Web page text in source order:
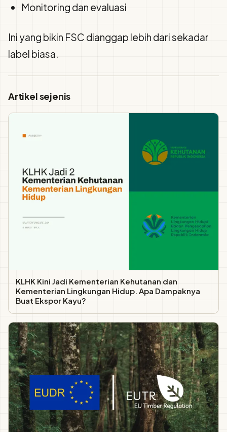
Monitoring dan evaluasi
Ini yang bikin FSC dianggap lebih dari sekadar
label biasa.
Artikel sejenis
KLHK Kini Jadi Kementerian Kehutanan dan
Kementerian Lingkungan Hidup. Apa Dampaknya
Buat Ekspor Kayu?